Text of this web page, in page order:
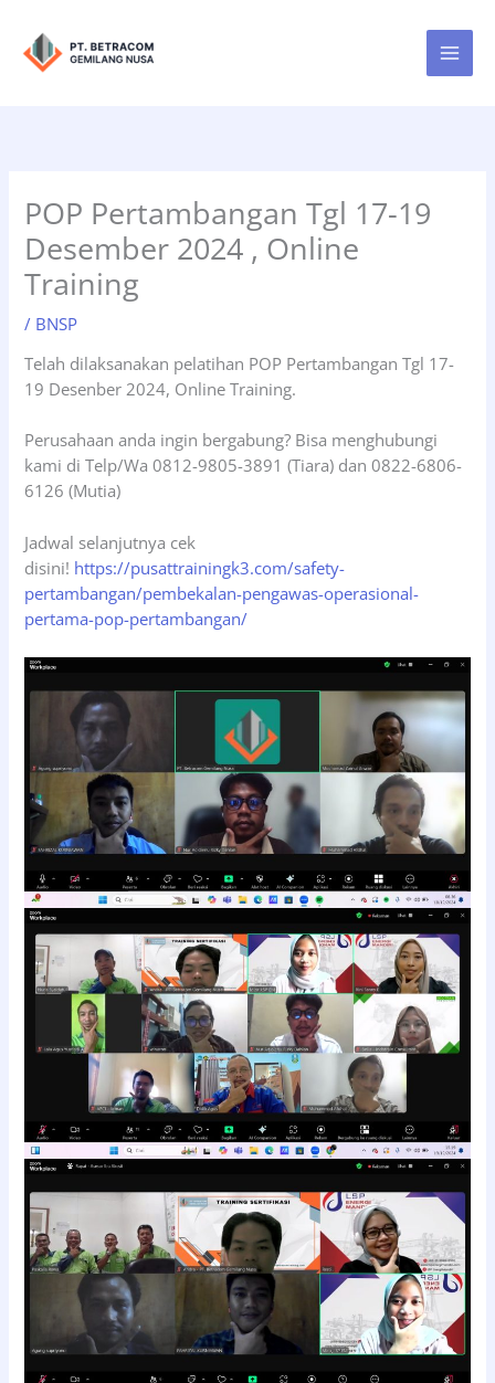
konten
POP Pertambangan Tgl 17-19
Desember 2024 , Online
Training
/ BNSP
Telah dilaksanakan pelatihan POP Pertambangan Tgl 17-
19 Desenber 2024, Online Training.
Perusahaan anda ingin bergabung? Bisa menghubungi
kami di Telp/Wa 0812-9805-3891 (Tiara) dan 0822-6806-
6126 (Mutia)
Jadwal selanjutnya cek
disini! https://pusattrainingk3.com/safety-
pertambangan/pembekalan-pengawas-operasional-
pertama-pop-pertambangan/